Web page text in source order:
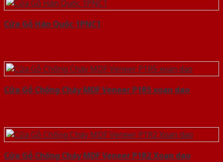
Cửa Gỗ Hàn Quốc 1PNC1
Cửa Gỗ Chống Cháy MDF Veneer P1R5 xoan dao
Cửa Gỗ Chống Cháy MDF Veneer P1R2 Xoan dao